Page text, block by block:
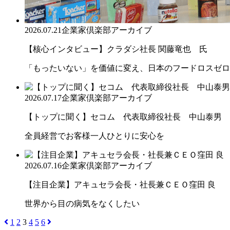
2026.07.21企業家倶楽部アーカイブ
【核心インタビュー】クラダシ社長 関藤竜也 氏
「もったいない」を価値に変え、日本のフードロスゼ
2026.07.17企業家倶楽部アーカイブ
【トップに聞く】セコム 代表取締役社長 中山泰男
全員経営でお客様一人ひとりに安心を
2026.07.16企業家倶楽部アーカイブ
【注目企業】アキュセラ会長・社長兼ＣＥＯ窪田 良
世界から目の病気をなくしたい
1 2 3 4 5 6